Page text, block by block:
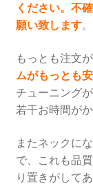
ください。不
願い致します。
もっとも注文
ムがもっとも
チューニング
若干お時間が
またネックに
で、これも品
り置きがして